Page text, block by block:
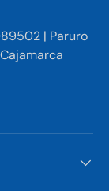
| Paruro